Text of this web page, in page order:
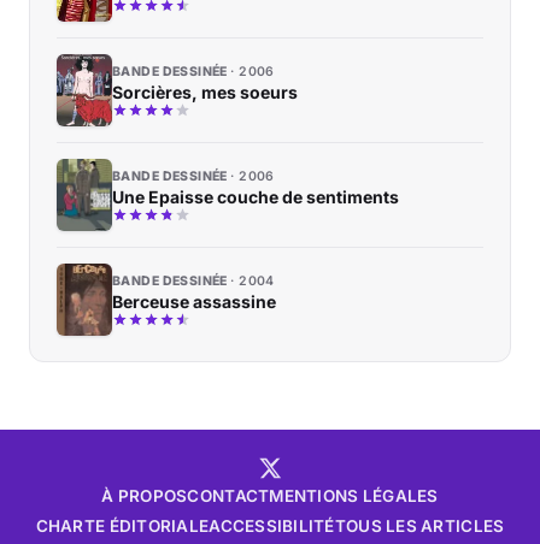
BANDE DESSINÉE 2006
Sorcières, mes soeurs
BANDE DESSINÉE 2006
Une Epaisse couche de sentiments
BANDE DESSINÉE 2004
Berceuse assassine
À PROPOSCONTACTMENTIONS LÉGALES
CHARTE ÉDITORIALEACCESSIBILITÉTOUS LES ARTICLES